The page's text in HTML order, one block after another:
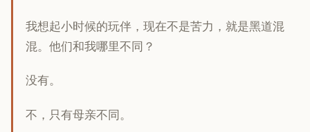
我想起小时候的玩伴，现在不是苦力，就是黑道混
混。他们和我哪里不同？
没有。
不，只有母亲不同。